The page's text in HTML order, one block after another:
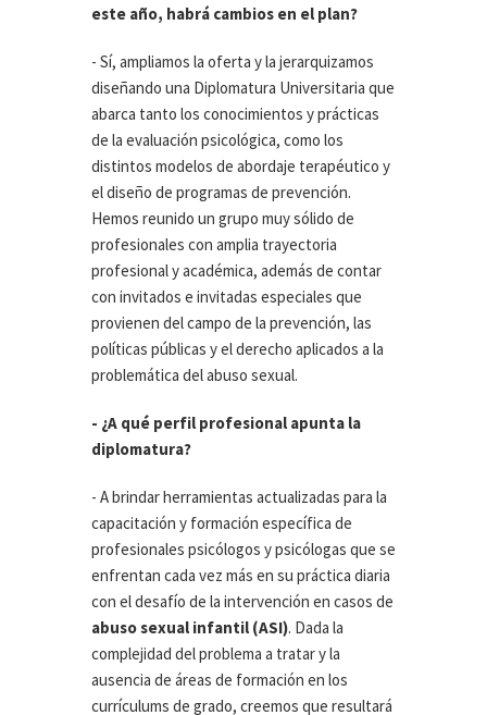
este año, habrá cambios en el plan?
- Sí, ampliamos la oferta y la jerarquizamos
diseñando una Diplomatura Universitaria que
abarca tanto los conocimientos y prácticas
de la evaluación psicológica, como los
distintos modelos de abordaje terapéutico y
el diseño de programas de prevención.
Hemos reunido un grupo muy sólido de
profesionales con amplia trayectoria
profesional y académica, además de contar
con invitados e invitadas especiales que
provienen del campo de la prevención, las
políticas públicas y el derecho aplicados a la
problemática del abuso sexual.
- ¿A qué perfil profesional apunta la
diplomatura?
- A brindar herramientas actualizadas para la
capacitación y formación específica de
profesionales psicólogos y psicólogas que se
enfrentan cada vez más en su práctica diaria
con el desafío de la intervención en casos de
abuso sexual infantil (ASI). Dada la
complejidad del problema a tratar y la
ausencia de áreas de formación en los
currículums de grado, creemos que resultará